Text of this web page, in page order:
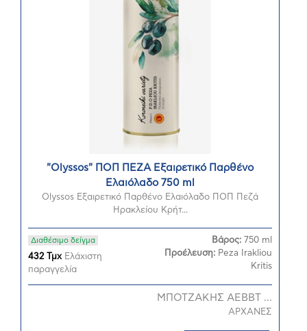
"Olyssos" ΠΟΠ ΠΕΖΑ Εξαιρετικό Παρθένο
Ελαιόλαδο 750 ml
Olyssos Εξαιρετικό Παρθένο Ελαιόλαδο ΠΟΠ Πεζά
Ηρακλείου Κρήτ...
Διαθέσιμο δείγμα
432 ΤμχΕλάχιστη
παραγγελία
Βάρος: 750 ml
Προέλευση: Peza Irakliou
Kritis
ΜΠΟΤΖΑΚΗΣ ΑΕΒΒΤ ...
ΑΡΧΑΝΕΣ